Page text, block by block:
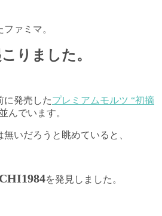
ァミマ。
りました。
に発売したプレミアムモルツ “初摘
んでいます。
いだろうと眺めていると、
を発見しました。